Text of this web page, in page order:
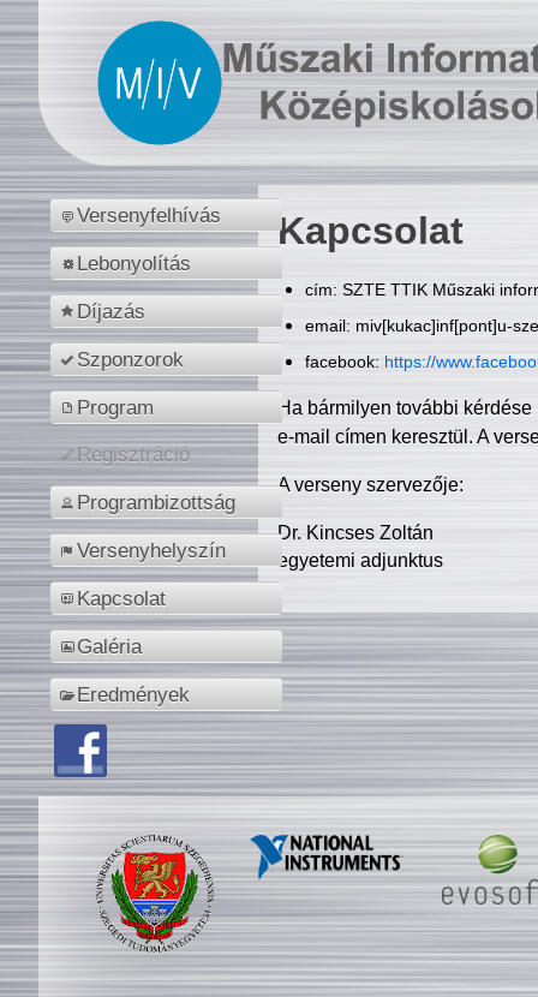
Versenyfelhívás
Lebonyolítás
Díjazás
Szponzorok
Program
Regisztráció
Programbizottság
Versenyhelyszín
Kapcsolat
Galéria
Eredmények
Kapcsolat
cím: SZTE TTIK Műszaki
email: miv[kukac]inf[pont]u-
facebook: https://
Ha bármilyen további
e-mail címen keresztül. A
A verseny szervezője:
Dr. Kincses Zoltán
egyetemi adjunktus